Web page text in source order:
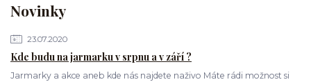
Novinky
23.07.2020
Kde budu na jarmarku v srpnu a v září ?
Jarmarky a akce aneb kde nás najdete naživo Máte rádi možnost si